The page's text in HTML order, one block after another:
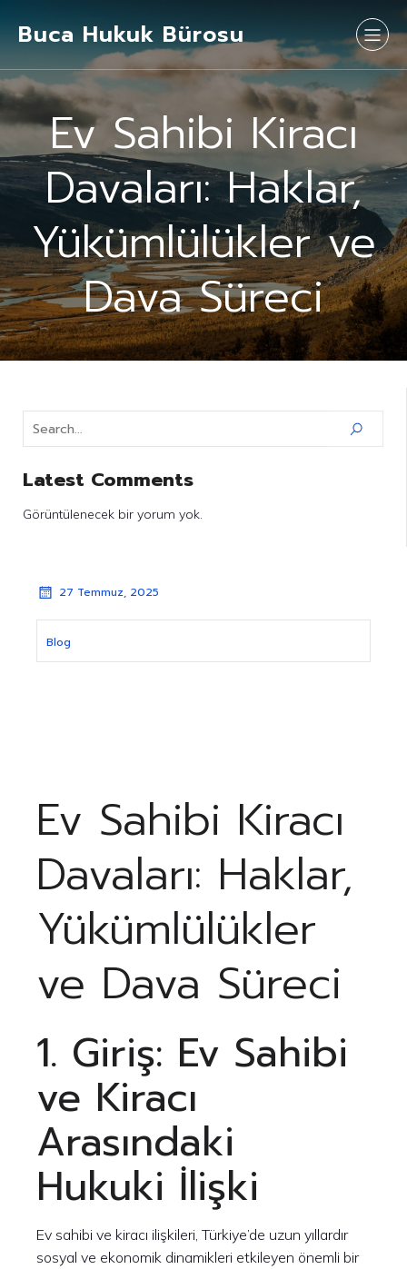
Buca Hukuk Bürosu
Ev Sahibi Kiracı
Davaları: Haklar,
Yükümlülükler ve
Dava Süreci
Latest Comments
Görüntülenecek bir yorum yok.
27 Temmuz, 2025
Blog
Ev Sahibi Kiracı
Davaları: Haklar,
Yükümlülükler
ve Dava Süreci
1. Giriş: Ev Sahibi
ve Kiracı
Arasındaki
Hukuki İlişki
Ev sahibi ve kiracı ilişkileri, Türkiye’de uzun yıllardır
sosyal ve ekonomik dinamikleri etkileyen önemli bir